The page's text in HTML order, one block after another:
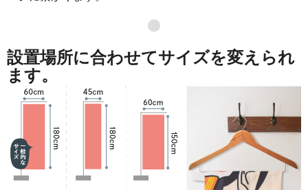
50 868 43400
●
設置場所に合わせてサイズを変えられ
ます。